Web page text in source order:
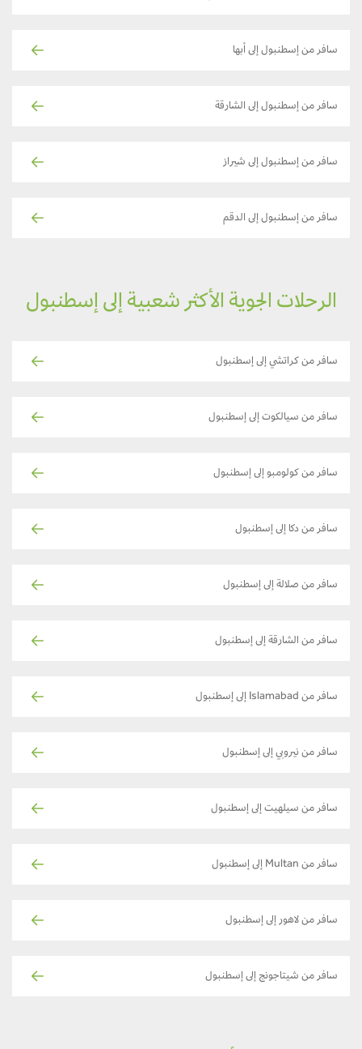
سافر من إسطنبول إلى أبها
سافر من إسطنبول إلى الشارقة
سافر من إسطنبول إلى شيراز
سافر من إسطنبول إلى الدقم
الرحلات الجوية الأكثر شعبية إلى إسطنبول
سافر من كراتشي إلى إسطنبول
سافر من سيالكوت إلى إسطنبول
سافر من كولومبو إلى إسطنبول
سافر من دكا إلى إسطنبول
سافر من صلالة إلى إسطنبول
سافر من الشارقة إلى إسطنبول
سافر من Islamabad إلى إسطنبول
سافر من نيروبي إلى إسطنبول
سافر من سيلهيت إلى إسطنبول
سافر من Multan إلى إسطنبول
سافر من لاهور إلى إسطنبول
سافر من شيتاجونج إلى إسطنبول